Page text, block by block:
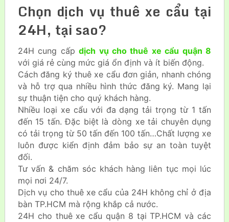
Chọn dịch vụ thuê xe cẩu tại
24H, tại sao?
24H cung cấpdịch vụ cho thuê xe cẩu quận 8
với giá rẻ cùng mức giá ổn định và ít biến động.
Cách đăng ký thuê xe cẩu đơn giản, nhanh chóng
và hỗ trợ qua nhiều hình thức đăng ký. Mang lại
sự thuận tiện cho quý khách hàng.
Nhiều loại xe cẩu với đa dạng tải trọng từ 1 tấn
đến 15 tấn. Đặc biệt là dòng xe tải chuyên dụng
có tải trọng từ 50 tấn đến 100 tấn…Chất lượng xe
luôn được kiển định đảm bảo sự an toàn tuyệt
đối.
Tư vấn & chăm sóc khách hàng liên tục mọi lúc
mọi nơi 24/7.
Dịch vụ cho thuê xe cẩu của 24H không chỉ ở địa
bàn TP.HCM mà rộng khắp cả nước.
24H cho thuê xe cẩu quận 8 tại TP.HCM và các